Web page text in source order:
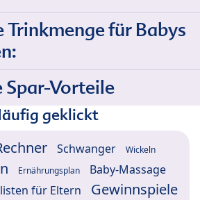
für Babys
Spar-Vorteile
geklickt
Schwanger Wickeln
Ernährungsplan Baby-Massage
für Eltern
Gewinnspiele